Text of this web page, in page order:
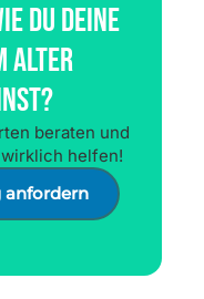
Du Deine
Alter
beraten und
helfen!
anfordern